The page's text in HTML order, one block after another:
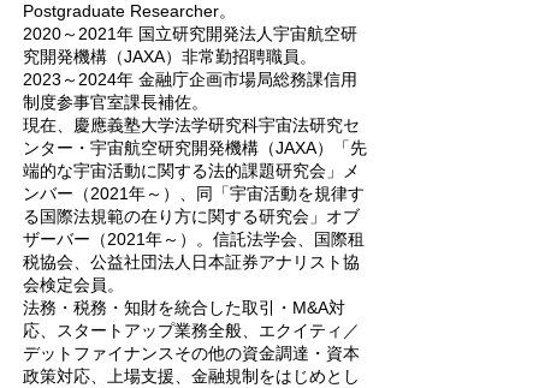
Postgraduate Researcher。
2020～2021年 国立研究開発法人宇宙航空研
究開発機構（JAXA）非常勤招聘職員。
2023～2024年 金融庁企画市場局総務課信用
制度参事官室課長補佐。
現在、慶應義塾大学法学研究科宇宙法研究セ
ンター・宇宙航空研究開発機構（JAXA）「先
端的な宇宙活動に関する法的課題研究会」メ
ンバー（2021年～）、同「宇宙活動を規律す
る国際法規範の在り方に関する研究会」オブ
ザーバー（2021年～）。信託法学会、国際租
税協会、公益社団法人日本証券アナリスト協
会検定会員。
法務・税務・知財を統合した取引・M&A対
応、スタートアップ業務全般、エクイティ／
デットファイナンスその他の資金調達・資本
政策対応、上場支援、金融規制をはじめとし